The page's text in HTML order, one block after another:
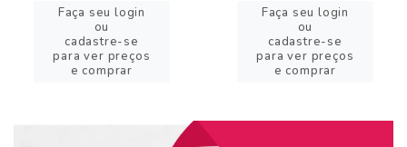
Faça seu login
ou
cadastre-se
para ver preços
e comprar
Faça seu login
ou
cadastre-se
para ver preços
e comprar